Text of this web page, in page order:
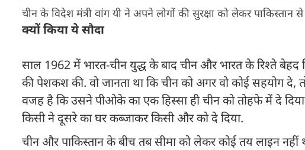
चीन के विदेश मंत्री वांग यी ने अपने लोगों की सुरक्षा को लेकर
क्यों किया ये सौदा
साल 1962 में भारत-चीन युद्ध के बाद चीन और भारत के रिश्ते
की पेशकश की. वो जानता था कि चीन को अगर वो कोई सहयोग
वजह है कि उसने पीओके का एक हिस्सा ही चीन को तोहफे में दे
किसी ने दूसरे का घर कब्जाकर किसी और को दे दिया.
चीन और पाकिस्तान के बीच तब सीमा को लेकर कोई तय लाइन नहीं